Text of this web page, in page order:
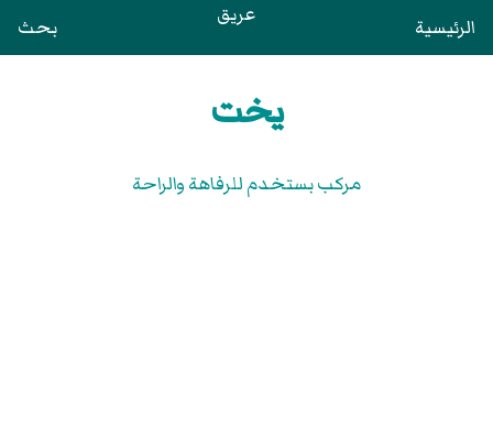
الرئيسية عريق بحث
يخت
مركب بستخدم للرفاهة والراحة